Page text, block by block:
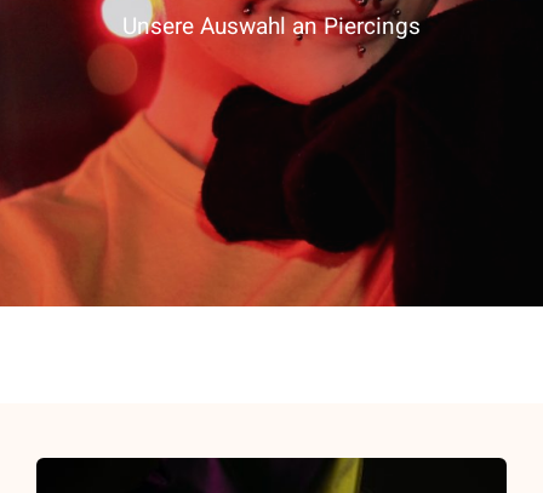
Unsere Auswahl an Piercings